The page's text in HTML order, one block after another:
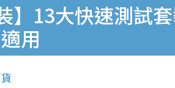
】13大快速測試
用